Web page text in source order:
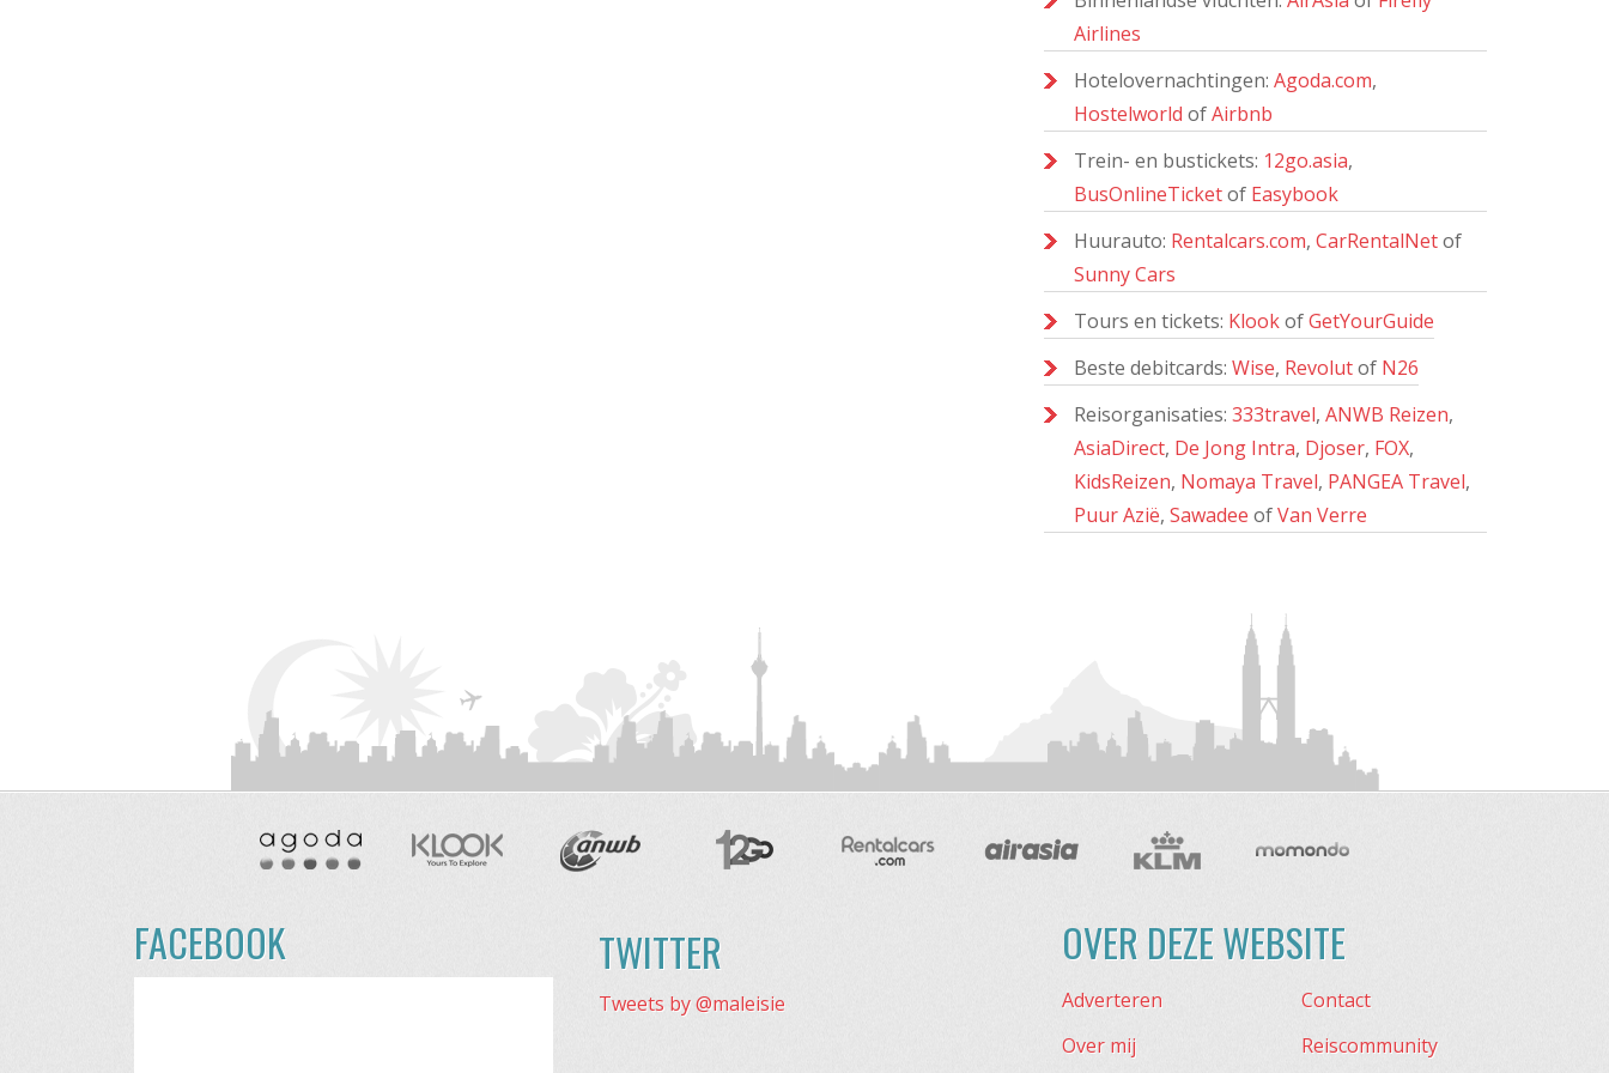
Airlines
Hotelovernachtingen: Agoda.com,
Hostelworld ofAirbnb
Trein- en bustickets: 12go.asia,
BusOnlineTicketof Easybook
Huurauto: Rentalcars.com, CarRentalNetof
Sunny Cars
Tours en tickets: KlookofGetYourGuide
Beste debitcards: Wise, Revolutof N26
Reisorganisaties: 333travel, ANWB Reizen,
AsiaDirect, De Jong Intra, Djoser, FOX,
KidsReizen, Nomaya Travel, PANGEA Travel,
Puur Azië, Sawadee ofVan Verre
FACEBOOK TWITTER
Tweets by @maleisie
OVER DEZE WEBSITE
Adverteren
Contact
Over mij
Reiscommunity